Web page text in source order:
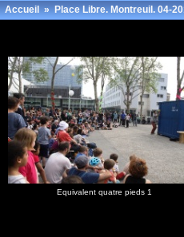
Accueil»Place Libre. Montreuil. 04-
Equivalent quatre pieds 1